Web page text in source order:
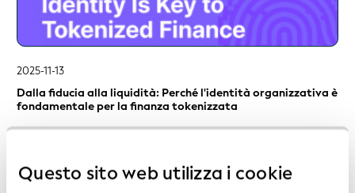
Questo sito web utilizza i cookie
2025-11-13
Dalla fiducia alla liquidità: Perché l'identità organizzativa è
fondamentale per la finanza tokenizzata